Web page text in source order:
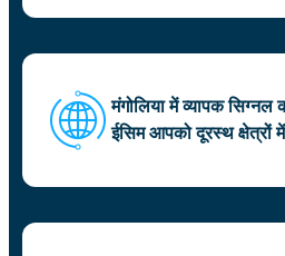
मंगोलिया में व्यापक
ईसिम आपको दूरस्थ क्षेत्रों